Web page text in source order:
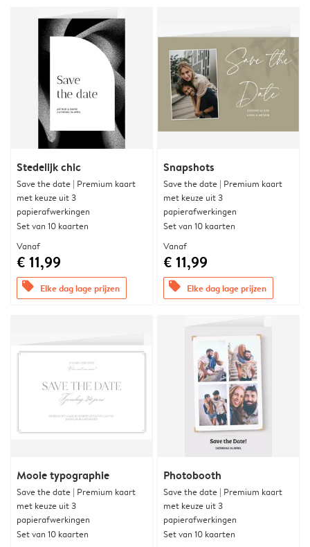
Stedelijk chic
Save the date | Premium kaart
met keuze uit 3
papierafwerkingen
Set van 10 kaarten
Vanaf
€ 11,99
offers Elke dag lage prijzen
Snapshots
Save the date | Premium kaart
met keuze uit 3
papierafwerkingen
Set van 10 kaarten
Vanaf
€ 11,99
offers Elke dag lage prijzen
Mooie typographie
Save the date | Premium kaart
met keuze uit 3
papierafwerkingen
Set van 10 kaarten
Photobooth
Save the date | Premium kaart
met keuze uit 3
papierafwerkingen
Set van 10 kaarten